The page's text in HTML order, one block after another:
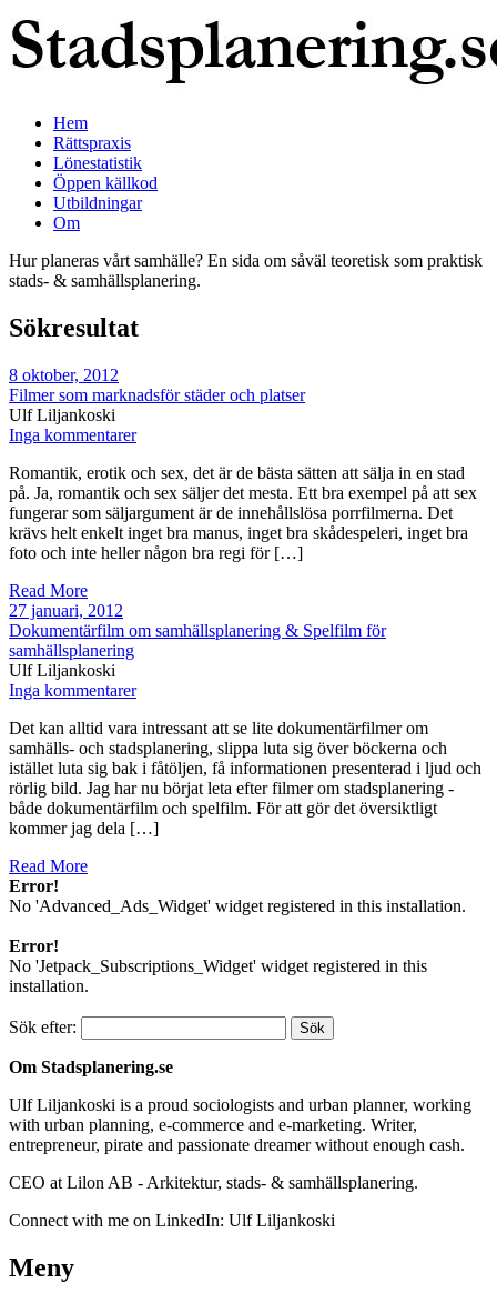
Hem
Rättspraxis
Lönestatistik
Öppen källkod
Utbildningar
Om
Hur planeras vårt samhälle? En sida om såväl teoretisk som praktisk
stads- & samhällsplanering.
Sökresultat
8 oktober, 2012
Filmer som marknadsför städer och platser
Ulf Liljankoski
Inga kommentarer
Romantik, erotik och sex, det är de bästa sätten att sälja in en stad
på. Ja, romantik och sex säljer det mesta. Ett bra exempel på att sex
fungerar som säljargument är de innehållslösa porrfilmerna. Det
krävs helt enkelt inget bra manus, inget bra skådespeleri, inget bra
foto och inte heller någon bra regi för […]
Read More
27 januari, 2012
Dokumentärfilm om samhällsplanering & Spelfilm för
samhällsplanering
Ulf Liljankoski
Inga kommentarer
Det kan alltid vara intressant att se lite dokumentärfilmer om
samhälls- och stadsplanering, slippa luta sig över böckerna och
istället luta sig bak i fåtöljen, få informationen presenterad i ljud och
rörlig bild. Jag har nu börjat leta efter filmer om stadsplanering -
både dokumentärfilm och spelfilm. För att gör det översiktligt
kommer jag dela […]
Read More
Error!
No 'Advanced_Ads_Widget' widget registered in this installation.
Error!
No 'Jetpack_Subscriptions_Widget' widget registered in this
installation.
Sök efter:
Om Stadsplanering.se
Ulf Liljankoski is a proud sociologists and urban planner, working
with urban planning, e-commerce and e-marketing. Writer,
entrepreneur, pirate and passionate dreamer without enough cash.
CEO at Lilon AB - Arkitektur, stads- & samhällsplanering.
Connect with me on LinkedIn: Ulf Liljankoski
Meny